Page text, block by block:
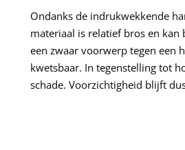
Ondanks de indrukwekkende
materiaal is relatief bros en
een zwaar voorwerp tegen een
kwetsbaar. In tegenstelling tot
schade. Voorzichtigheid blijft